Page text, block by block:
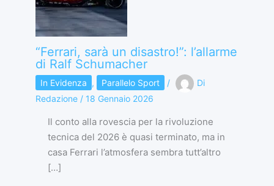
“Ferrari, sarà un disastro!”: l’allarme
di Ralf Schumacher
In Evidenza , Parallelo Sport /
Di
Redazione / 18 Gennaio 2026
Il conto alla rovescia per la rivoluzione
tecnica del 2026 è quasi terminato, ma in
casa Ferrari l’atmosfera sembra tutt’altro
[…]